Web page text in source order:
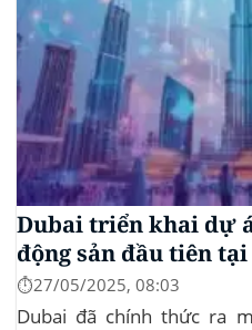
Dubai triển khai dự
động sản đầu tiên
⏱️27/05/2025, 08:03
Dubai đã chính thức ra